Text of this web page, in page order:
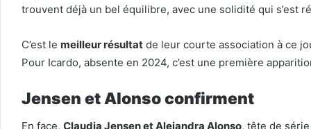
trouvent déjà un bel équilibre, avec une solidité qui s’est
C’est le meilleur résultat de leur courte association à ce
Pour Icardo, absente en 2024, c’est une première
Jensen et Alonso confirment
En face, Claudia Jensen et Alejandra Alonso, tête de